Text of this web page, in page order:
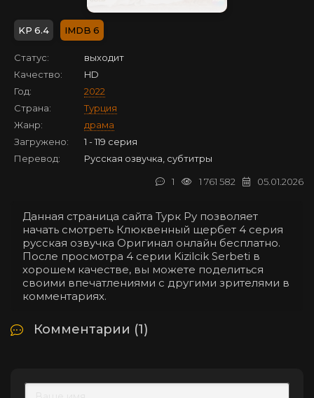
6.4 6
Статус:
выходит
Качество:
HD
Год:
2022
Страна:
Турция
Жанр:
драма
Загружено:
1 - 119 серия
Перевод:
Русская озвучка, субтитры
05.01.2026
1 761 582
1
Данная страница сайта Турк Ру позволяет
начать смотреть Клюквенный щербет 4 серия
русская озвучка Оригинал онлайн бесплатно.
После просмотра 4 серии Kizilcik Serbeti в
хорошем качестве, вы можете поделиться
своими впечатлениями с другими зрителями в
комментариях.
Комментарии (1)